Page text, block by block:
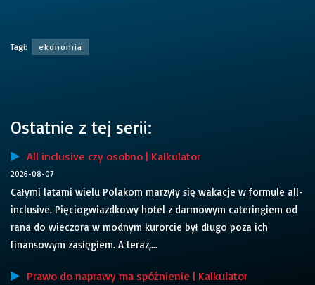
Tagi: ekonomia
Ostatnie z tej serii:
All inclusive czy osobno | Kalkulator
2026-08-07
Całymi latami wielu Polakom marzyły się wakacje w formule all-
inclusive. Pięciogwiazdkowy hotel z darmowym cateringiem od
rana do wieczora w modnym kurorcie był długo poza ich
finansowym zasięgiem. A teraz,...
Prawo do naprawy ma spóźnienie | Kalkulator